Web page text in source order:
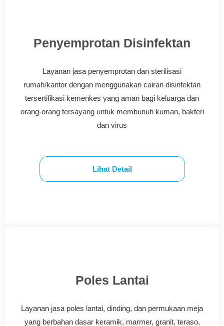
Penyemprotan Disinfektan
Layanan jasa penyemprotan dan sterilisasi
rumah/kantor dengan menggunakan cairan disinfektan
tersertifikasi kemenkes yang aman bagi keluarga dan
orang-orang tersayang untuk membunuh kuman, bakteri
dan virus
Lihat Detail
Poles Lantai
Layanan jasa poles lantai, dinding, dan permukaan meja
yang berbahan dasar keramik, marmer, granit, teraso,